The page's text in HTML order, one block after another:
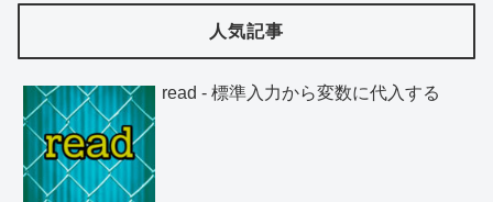
人気記事
read - 標準入力から変数に代入する